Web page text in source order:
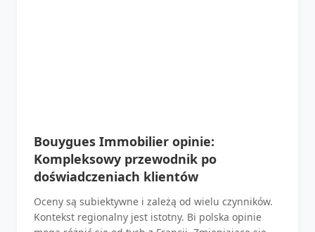
Bouygues Immobilier opinie:
Kompleksowy przewodnik po
doświadczeniach klientów
Oceny są subiektywne i zależą od wielu czynników.
Kontekst regionalny jest istotny. Bi polska opinie